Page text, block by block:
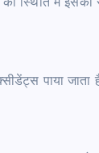
की स्थिति में
पाया